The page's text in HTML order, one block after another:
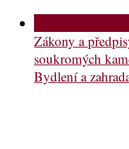
Zákony a
soukromých
Bydlení a